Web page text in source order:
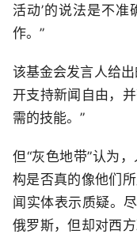
活动’的说法是不
作。”
该基金会发言人给
开支持新闻自由，
需的技能。”
但“灰色地带”认为
构是否真的像他们
闻实体表示质疑。
俄罗斯，但却对西